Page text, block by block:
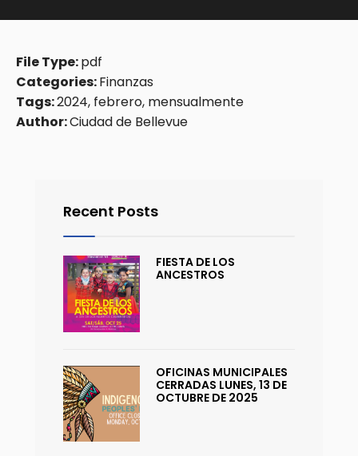
File Type:pdf
Categories:Finanzas
Tags:2024, febrero, mensualmente
Author:Ciudad de Bellevue
Recent Posts
FIESTA DE LOS
ANCESTROS
OFICINAS MUNICIPALES
CERRADAS LUNES, 13 DE
OCTUBRE DE 2025